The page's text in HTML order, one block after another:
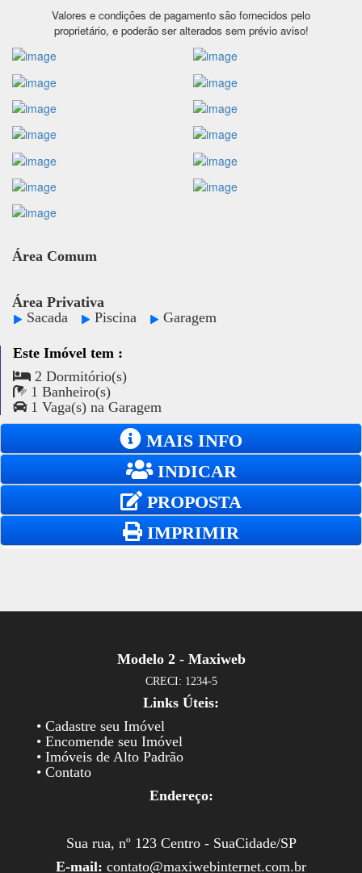
Valores e condições de pagamento são fornecidos pelo
proprietário, e poderão ser alterados sem prévio aviso!
Área Comum
Área Privativa
Sacada
Piscina Garagem
Este Imóvel tem :
2 Dormitório(s)
1 Banheiro(s)
1 Vaga(s) na Garagem
MAIS INFO
INDICAR
PROPOSTA
IMPRIMIR
Modelo 2 - Maxiweb
CRECI: 1234-5
Links Úteis:
• Cadastre seu Imóvel
• Encomende seu Imóvel
• Imóveis de Alto Padrão
• Contato
Endereço:
Sua rua, nº 123 Centro - SuaCidade/SP
E-mail: contato@maxiwebinternet.com.br